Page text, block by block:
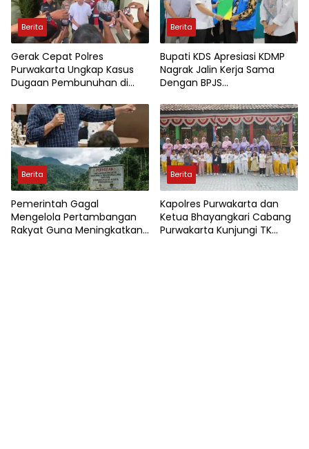
Berita
Gerak Cepat Polres
Purwakarta Ungkap Kasus
Dugaan Pembunuhan di
Diamankan Sesaat Setelah
Kejadian
Berita
Bupati KDS Apresiasi KDMP
Nagrak Jalin Kerja Sama
Dengan BPJS
Berita
Pemerintah Gagal
Mengelola Pertambangan
Rakyat Guna Meningkatkan
Berita
Kapolres Purwakarta dan
Ketua Bhayangkari Cabang
Purwakarta Kunjungi TK